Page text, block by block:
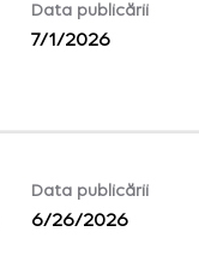
Data publicării
7/1/2026
Data publicării
6/26/2026